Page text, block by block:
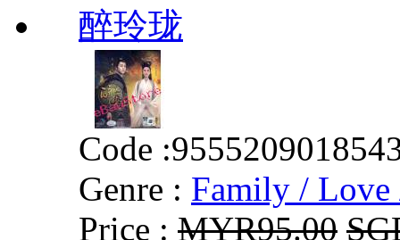
醉玲珑
Code :
Genre : Family / Love
Price : MYR95.00